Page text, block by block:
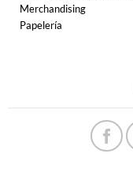
Merchandising
Papelería